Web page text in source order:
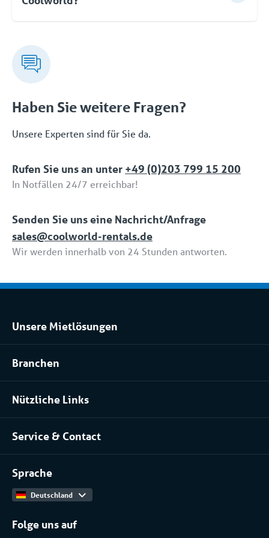
Zertifizierungen: ISO 9001 (Qualität), ISO 45001
(Sicherheit) und ISO 14001 (Umwelt).
Haben Sie weitere Fragen?
Unsere Experten sind für Sie da.
Rufen Sie uns an unter +49 (0)203 799 15 200
In Notfällen 24/7 erreichbar!
Senden Sie uns eine Nachricht/Anfrage
sales@coolworld-rentals.de
Wir werden innerhalb von 24 Stunden antworten.
Unsere Mietlösungen
Kühlraum und Tiefkühlraum mieten
Prozessanlage mieten
Klimatisierung mieten
Branchen
Pharma
Installateure
Lebensmittel
Nützliche Links
Über uns
Unser Team
Arbeiten bei
Produktkatalog
Service & Contact
Kontakt
Sprache
Deutschland
Folge uns auf